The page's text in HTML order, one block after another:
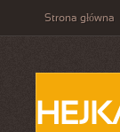
Strona główna